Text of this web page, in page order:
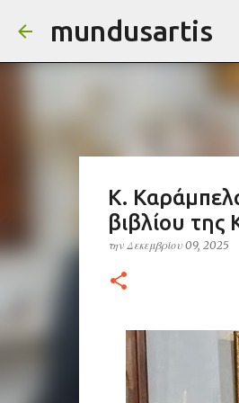
mundusartis
Κ.
βιβλίου της
την Δεκεμβρίου 09, 2025